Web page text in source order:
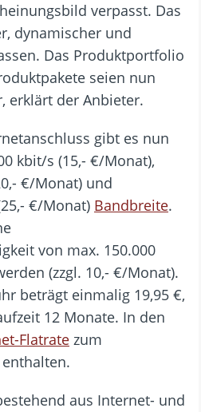
verpasst. Das
dynamischer und
Das Produktportfolio
seien nun
erklärt der Anbieter.
gibt es nun
kbit/s (15,- €/Monat),
€/Monat) und
€/Monat) Bandbreite.
von max. 150.000
(zzgl. 10,- €/Monat).
beträgt einmalig 19,95 €,
12 Monate. In den
Flatrate zum
aus Internet- und